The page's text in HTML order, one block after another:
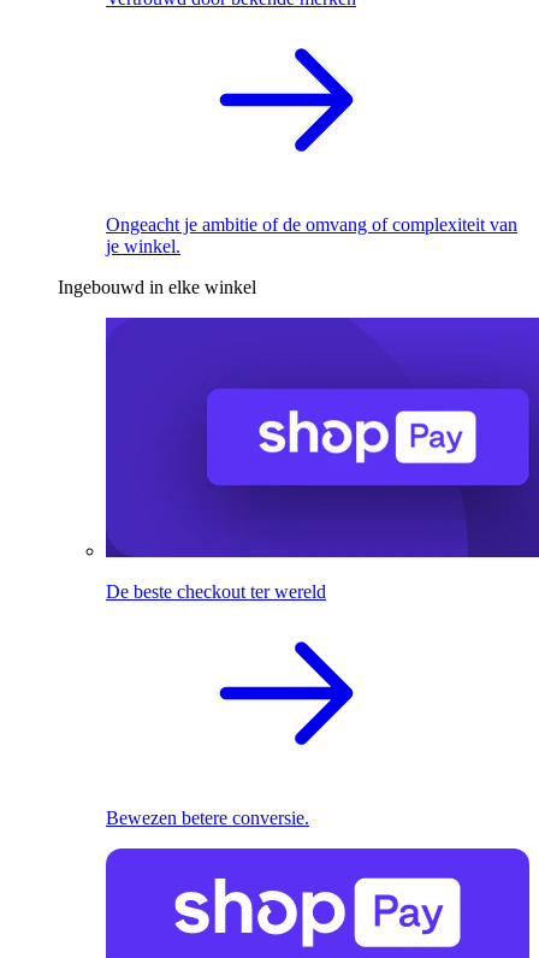
Ongeacht je ambitie of de omvang of complexiteit van
je winkel.
Ingebouwd in elke winkel
De beste checkout ter wereld
Bewezen betere conversie.